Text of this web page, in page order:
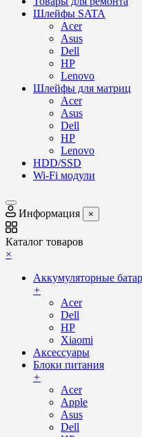
Шлейфы SATA
Acer
Asus
Dell
HP
Lenovo
Шлейфы для матриц
Acer
Asus
Dell
HP
Lenovo
HDD/SSD
Wi-Fi модули
Информация ×
Каталог товаров
×
Аккумуляторные
+
Acer
Dell
HP
Xiaomi
Аксессуары
Блоки питания
+
Acer
Apple
Asus
Dell